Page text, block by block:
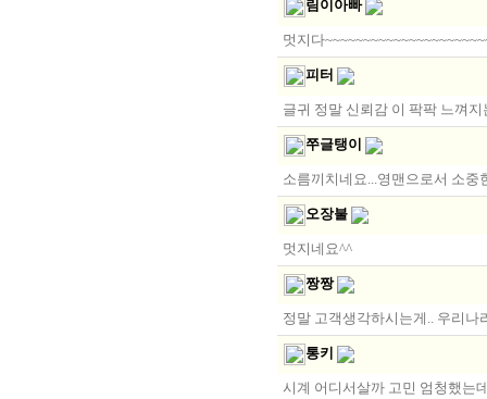
림이아빠
멋지다
피터
글귀 정말 신뢰감 이 팍팍 느껴
쭈글탱이
소름끼치네요...영맨으로서 소중
오장불
멋지네요^^
짱짱
정말 고객생각하시는게.. 우리
통키
시계 어디서살까 고민 엄청했는